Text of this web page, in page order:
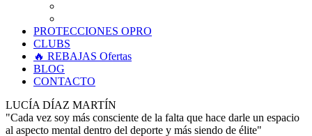
PROTECCIONES OPRO
CLUBS
🔥 REBAJAS Ofertas
BLOG
CONTACTO
LUCÍA DÍAZ MARTÍN
"Cada vez soy más consciente de la falta que hace darle un espacio
al aspecto mental dentro del deporte y más siendo de élite"